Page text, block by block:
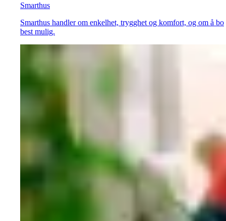
Smarthus
Smarthus handler om enkelhet, trygghet og komfort, og om å bo
best mulig.